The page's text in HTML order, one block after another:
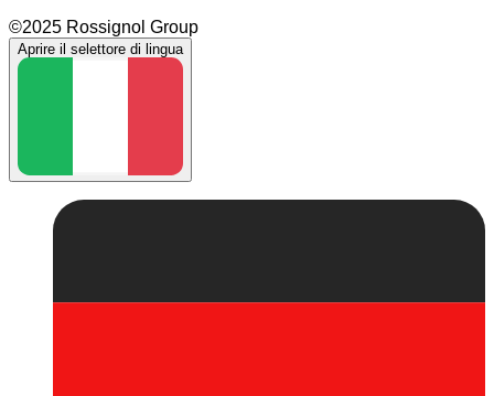
©2025 Rossignol Group
Aprire il selettore di lingua